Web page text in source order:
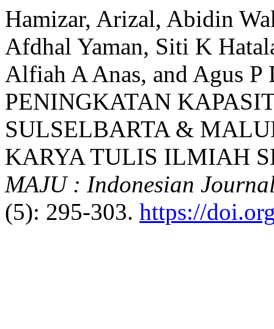
Hamizar, Arizal, Abidin
Afdhal Yaman, Siti K
Alfiah A Anas, and Agus
PENINGKATAN
SULSELBARTA &
KARYA TULIS ILMIAH
MAJU : Indonesian
(5): 295-303. https://